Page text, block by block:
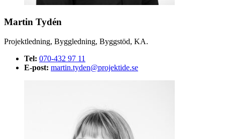
Martin Tydén
Projektledning, Byggledning, Byggstöd, KA.
Tel: 070-432 97 11
E-post: martin.tyden@projektide.se